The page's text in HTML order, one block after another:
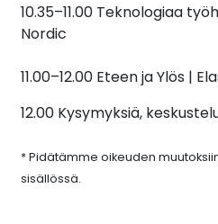
10.35–11.00 Teknologiaa
Nordic
11.00–12.00 Eteen ja Ylös |
12.00 Kysymyksiä,
* Pidätämme oikeuden
sisällössä.